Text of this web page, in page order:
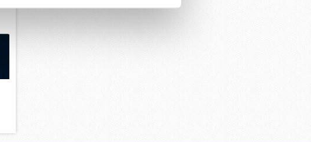
toplumu hizmetlerinin sunulması
ve sizlere yönelik
kullanılacaktır.
okumak ve sitemizde ilgili